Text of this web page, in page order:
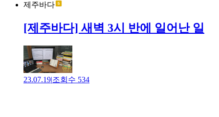
제주바다
[제주바다] 새벽 3시 반에 일어난 일
23.07.19|조회수 534